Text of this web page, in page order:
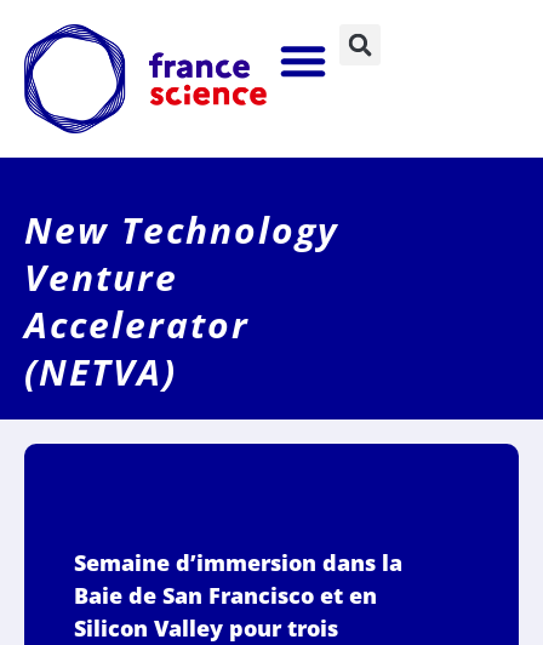
New Technology
Venture
Accelerator
(NETVA)
Semaine d’immersion dans la
Baie de San Francisco et en
Silicon Valley pour trois